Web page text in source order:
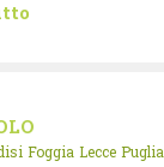
Foggia Lecce Puglia